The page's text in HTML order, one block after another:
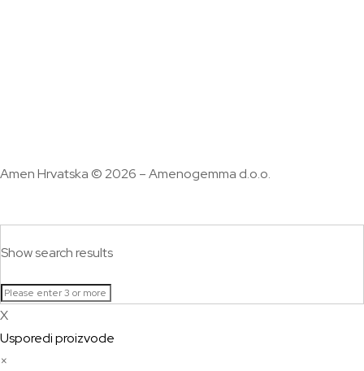
Amen Hrvatska © 2026 – Amenogemma d.o.o.
Show search results
X
Usporedi proizvode
×